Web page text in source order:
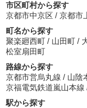
市区町村から探す
京都市中京区 / 京都市
町名から探す
聚楽廻西町 / 山田町 /
松室扇田町
路線から探す
京都市営烏丸線 / 山陰
京福電気鉄道嵐山本線
駅から探す